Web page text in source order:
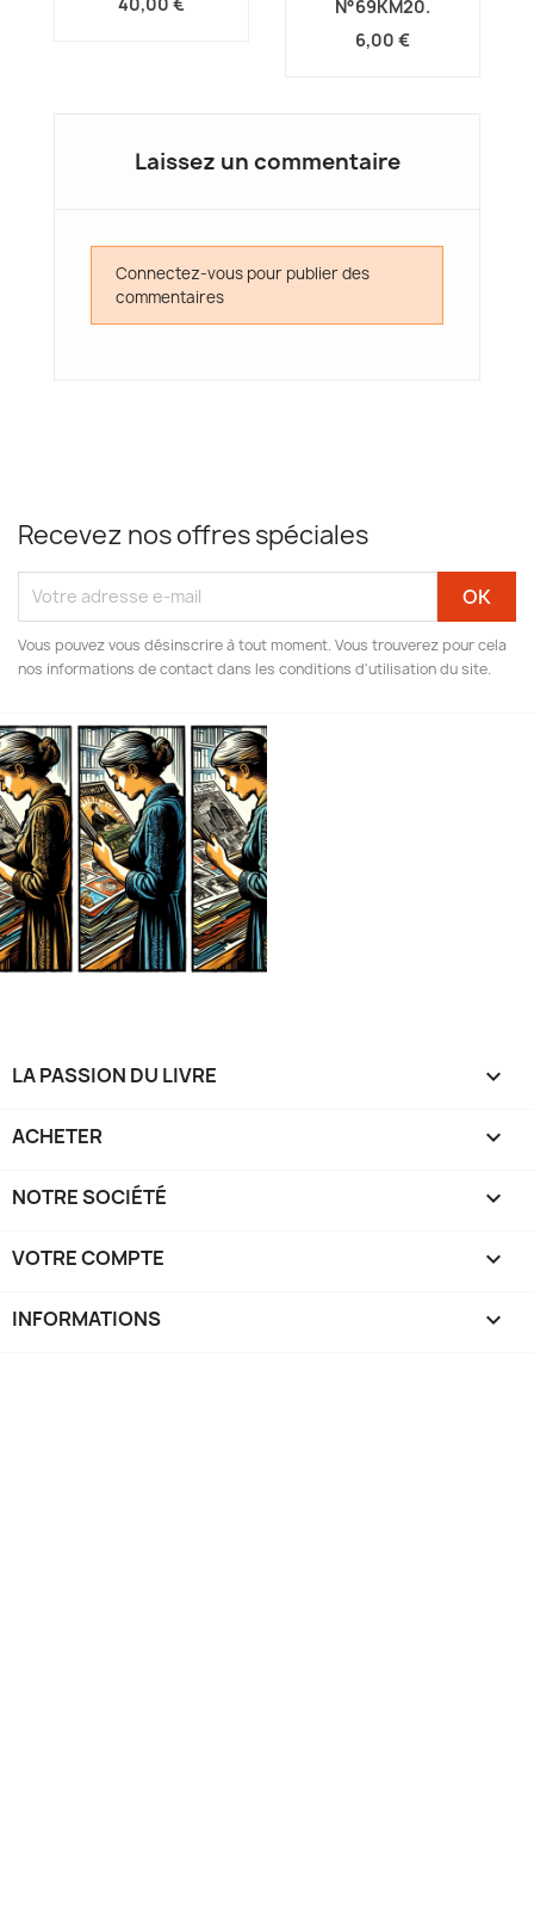
N°69KM20.
6,00 €
Laissez un commentaire
Connectez-vous pour publier des
commentaires
Recevez nos offres spéciales
Vous pouvez vous désinscrire à tout moment. Vous trouverez pour cela
nos informations de contact dans les conditions d'utilisation du site.
LA PASSION DU LIVRE 
ACHETER 
NOTRE SOCIÉTÉ 
VOTRE COMPTE 
INFORMATIONS keyboard_arrow_down